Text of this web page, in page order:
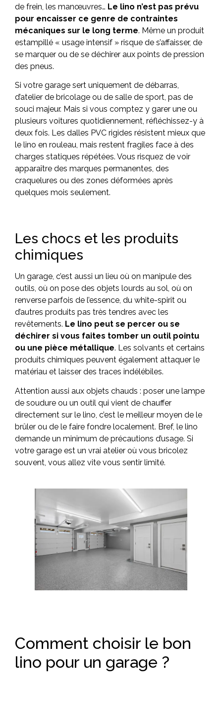
de frein, les manœuvres… Le lino n’est pas prévu
pour encaisser ce genre de contraintes
mécaniques sur le long terme. Même un produit
estampillé « usage intensif » risque de s’affaisser, de
se marquer ou de se déchirer aux points de pression
des pneus.
Si votre garage sert uniquement de débarras,
d’atelier de bricolage ou de salle de sport, pas de
souci majeur. Mais si vous comptez y garer une ou
plusieurs voitures quotidiennement, réfléchissez-y à
deux fois. Les dalles PVC rigides résistent mieux que
le lino en rouleau, mais restent fragiles face à des
charges statiques répétées. Vous risquez de voir
apparaître des marques permanentes, des
craquelures ou des zones déformées après
quelques mois seulement.
Les chocs et les produits
chimiques
Un garage, c’est aussi un lieu où on manipule des
outils, où on pose des objets lourds au sol, où on
renverse parfois de l’essence, du white-spirit ou
d’autres produits pas très tendres avec les
revêtements. Le lino peut se percer ou se
déchirer si vous faites tomber un outil pointu
ou une pièce métallique. Les solvants et certains
produits chimiques peuvent également attaquer le
matériau et laisser des traces indélébiles.
Attention aussi aux objets chauds : poser une lampe
de soudure ou un outil qui vient de chauffer
directement sur le lino, c’est le meilleur moyen de le
brûler ou de le faire fondre localement. Bref, le lino
demande un minimum de précautions d’usage. Si
votre garage est un vrai atelier où vous bricolez
souvent, vous allez vite vous sentir limité.
Comment choisir le bon
lino pour un garage ?